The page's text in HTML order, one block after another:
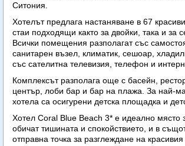
Ситония.
Хотелът предлага настаняване в 67
стаи подходящи както за двойки, така и за
Всички помещения разполагат със
санитарен възел, климатик, сешоар,
със сателитна телевизия, телефон и
Комплексът разполага още с басейн,
център, лоби бар и бар на плажа. За най-
хотела са осигурени детска площадка и
Хотел Coral Blue Beach 3* е идеално място
обичат тишината и спокойствието, и в
отправна точка за разглеждане на